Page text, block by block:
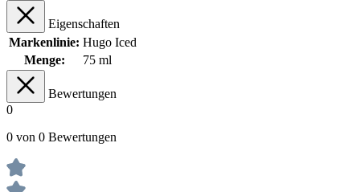
Eigenschaften
Markenlinie: Hugo Iced
Menge:
75 ml
Bewertungen
0
0 von 0 Bewertungen